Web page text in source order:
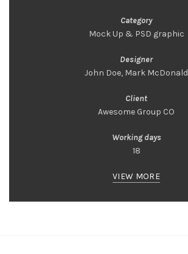
Category
Mock Up & PSD graphic
Designer
John Doe, Mark McDonald
Client
Awesome Group CO
Working days
18
VIEW MORE